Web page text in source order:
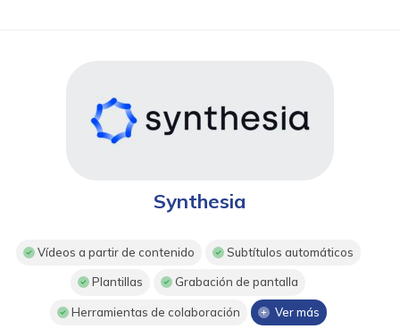
Synthesia
Vídeos a partir de contenido Subtítulos automáticos
Plantillas Grabación de pantalla
Herramientas de colaboración Ver más